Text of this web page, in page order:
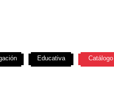
Educativa Catálogo